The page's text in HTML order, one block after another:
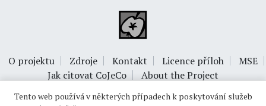
O projektu Zdroje Kontakt Licence příloh
MSE
Jak citovat CoJeCo
About the Project
Tento web používá v některých případech k poskytování služeb